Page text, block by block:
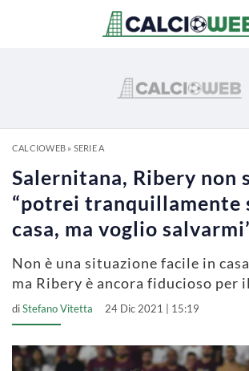
CALCIOWEB» SERIE A
Salernitana, Ribery non
“potrei tranquillamente
casa, ma voglio
Non è una situazione facile in
ma Ribery è ancora fiducioso per
diStefano Vitetta 24 Dic 2021 | 15:19